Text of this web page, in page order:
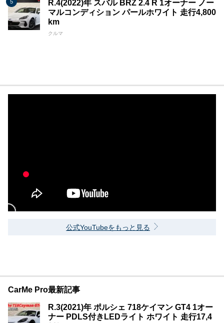
R.4(2022)年 スバル BRZ 2.4 R 1オーナー ノー
マルコンディション パールホワイト 走行4,800
km
クルマ
公式YouTubeをもっと見る
CarMe Pro最新記事
R.3(2021)年 ポルシェ 718ケイマン GT4 1オー
ナー PDLS付きLEDライト ホワイト 走行17,4